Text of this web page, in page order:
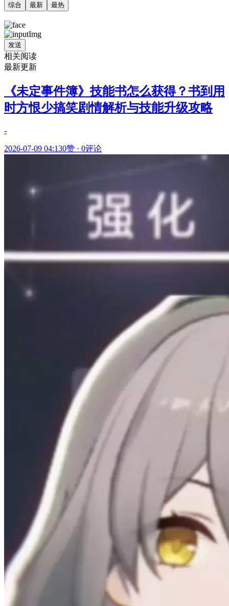
综合 最新 最热
发送
相关阅读
最新更新
《未定事件簿》技能书怎么获得？书到用
时方恨少搞笑剧情解析与技能升级攻略
-
2026-07-09 04:130赞 · 0评论